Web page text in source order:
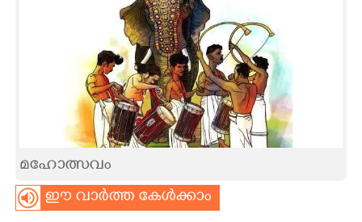
ASTRO
മഹോത്സവം
ഈ വാർത്ത കേൾക്കാം